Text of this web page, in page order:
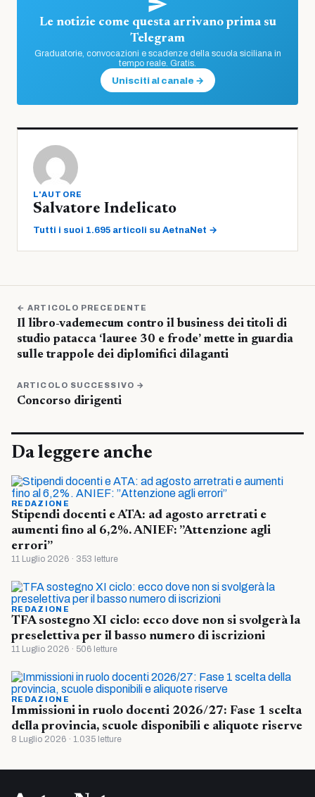
Le notizie come questa arrivano prima su
Telegram
Graduatorie, convocazioni e scadenze della scuola siciliana in
tempo reale. Gratis.
Unisciti al canale →
L'AUTORE
Salvatore Indelicato
Tutti i suoi 1.695 articoli su AetnaNet →
← ARTICOLO PRECEDENTE
Il libro-vademecum contro il business dei titoli di
studio patacca ‘lauree 30 e frode’ mette in guardia
sulle trappole dei diplomifici dilaganti
ARTICOLO SUCCESSIVO →
Concorso dirigenti
Da leggere anche
REDAZIONE
Stipendi docenti e ATA: ad agosto arretrati e
aumenti fino al 6,2%. ANIEF: ”Attenzione agli
errori”
11 Luglio 2026 · 353 letture
REDAZIONE
TFA sostegno XI ciclo: ecco dove non si svolgerà la
preselettiva per il basso numero di iscrizioni
11 Luglio 2026 · 506 letture
REDAZIONE
Immissioni in ruolo docenti 2026/27: Fase 1 scelta
della provincia, scuole disponibili e aliquote riserve
8 Luglio 2026 · 1.035 letture